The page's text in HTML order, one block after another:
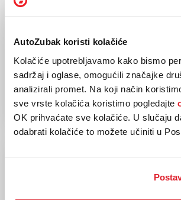
AutoZubak koristi kolačiće
Kolačiće upotrebljavamo kako bismo
sadržaj i oglase, omogućili značajke
analizirali promet. Na koji način
sve vrste kolačića koristimo pogledajte
OK prihvaćate sve kolačiće. U slučaju
odabrati kolačiće to možete učiniti u
Dizel